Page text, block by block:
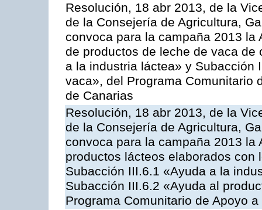
Resolución, 18 abr 2013, de la
de la Consejería de Agricultura,
convoca para la campaña 2013
de productos de leche de vaca
a la industria láctea» y Subacción
vaca», del Programa Comunitario
de Canarias
Resolución, 18 abr 2013, de la
de la Consejería de Agricultura,
convoca para la campaña 2013
productos lácteos elaborados
Subacción III.6.1 «Ayuda a la
Subacción III.6.2 «Ayuda al
Programa Comunitario de Apoyo